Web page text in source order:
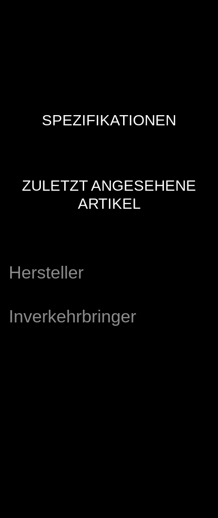
SPEZIFIKATIONEN
ZULETZT ANGESEHENE
ARTIKEL
Hersteller
Inverkehrbringer